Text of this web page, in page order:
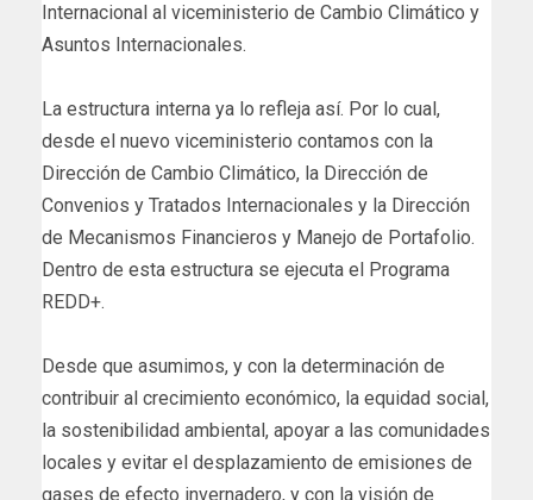
Internacional al viceministerio de Cambio Climático y
Asuntos Internacionales.
La estructura interna ya lo refleja así. Por lo cual,
desde el nuevo viceministerio contamos con la
Dirección de Cambio Climático, la Dirección de
Convenios y Tratados Internacionales y la Dirección
de Mecanismos Financieros y Manejo de Portafolio.
Dentro de esta estructura se ejecuta el Programa
REDD+.
Desde que asumimos, y con la determinación de
contribuir al crecimiento económico, la equidad social,
la sostenibilidad ambiental, apoyar a las comunidades
locales y evitar el desplazamiento de emisiones de
gases de efecto invernadero, y con la visión de